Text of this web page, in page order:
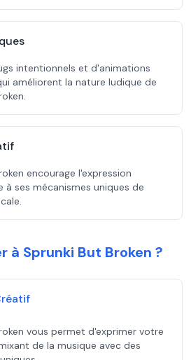
intentionnels et d'animations
améliorent la nature ludique de
encourage l'expression
à ses mécanismes uniques de
à Sprunki But Broken ?
vous permet d'exprimer votre
de la musique avec des